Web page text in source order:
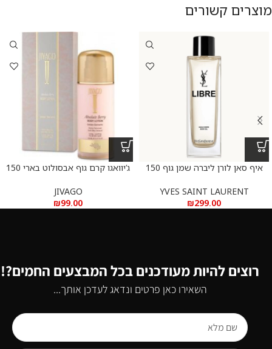
מוצרים קשורים
איף סאן לורן ליברה שמן גוף 150
YVES SAINT LAURENT
₪299.00
ג’יוואגו קרם גוף אבסולוט בארי 150
JIVAGO
₪99.00
רוצים להיות מעודכנים בכל המבצעים החמים?!
השאירו כאן פרטים ונדאג לעדכן אותך...